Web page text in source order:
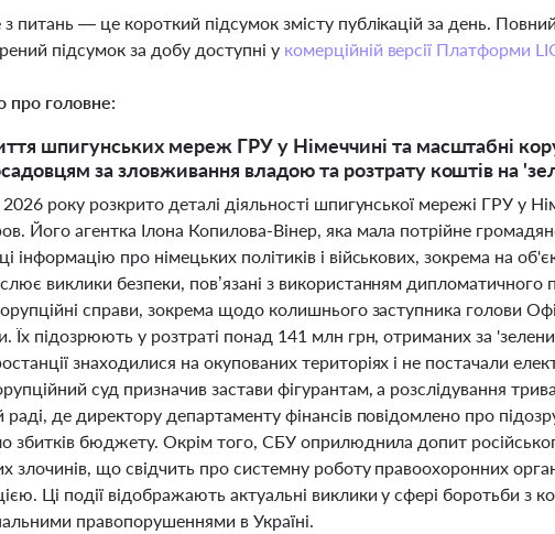
питань — це короткий підсумок змісту публікацій за день.
підсумок за добу доступні у комерційній версії Платформи
про головне:
шпигунських мереж ГРУ у Німеччині та масштабні
за зловживання владою та розтрату коштів на
2026 року розкрито деталі діяльності шпигунської мережі ГРУ у
Його агентка Ілона Копилова-Вінер, яка мала потрійне
інформацію про німецьких політиків і військових, зокрема на
виклики безпеки, пов’язані з використанням
справи, зокрема щодо колишнього заступника голови
Їх підозрюють у розтраті понад 141 млн грн, отриманих за
знаходилися на окупованих територіях і не постачали
суд призначив застави фігурантам, а розслідування
раді, де директору департаменту фінансів повідомлено про
збитків бюджету. Окрім того, СБУ оприлюднила допит
злочинів, що свідчить про системну роботу правоохоронних
Ці події відображають актуальні виклики у сфері боротьби
правопорушеннями в Україні.